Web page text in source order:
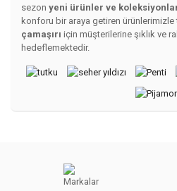
sezon yeni ürünler ve
konforu bir araya getiren
çamaşırı için müşterilerine şıklık ve
hedeflemektedir.